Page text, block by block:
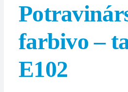
farbivo –
E102